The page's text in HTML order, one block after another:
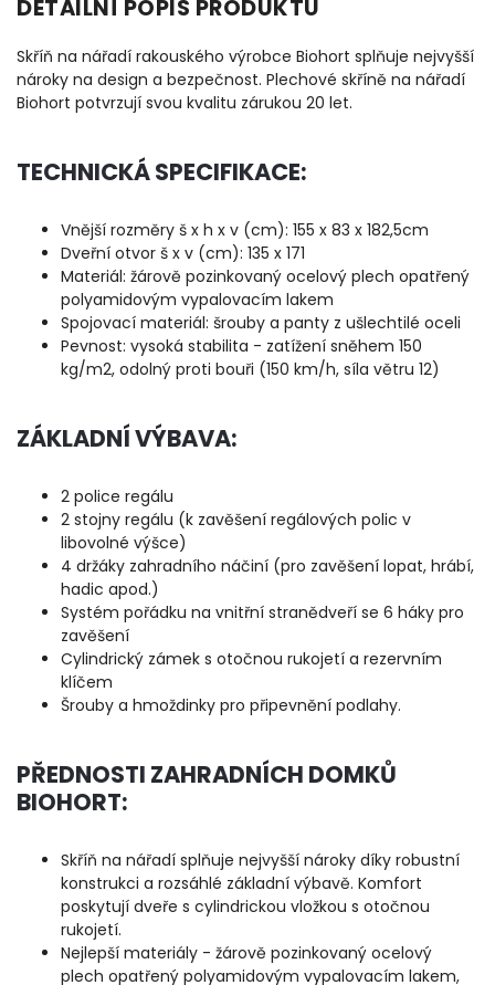
DETAILNÍ POPIS PRODUKTU
Skříň na nářadí rakouského výrobce Biohort splňuje nejvyšší
nároky na design a bezpečnost. Plechové skříně na nářadí
Biohort potvrzují svou kvalitu zárukou 20 let.
TECHNICKÁ SPECIFIKACE:
Vnější rozměry š x h x v (cm): 155 x 83 x 182,5cm
Dveřní otvor š x v (cm): 135 x 171
Materiál: žárově pozinkovaný ocelový plech opatřený
polyamidovým vypalovacím lakem
Spojovací materiál: šrouby a panty z ušlechtilé oceli
Pevnost: vysoká stabilita - zatížení sněhem 150
kg/m2, odolný proti bouři (150 km/h, síla větru 12)
ZÁKLADNÍ VÝBAVA:
2 police regálu
2 stojny regálu (k zavěšení regálových polic v
libovolné výšce)
4 držáky zahradního náčiní (pro zavěšení lopat, hrábí,
hadic apod.)
Systém pořádku na vnitřní stranědveří se 6 háky pro
zavěšení
Cylindrický zámek s otočnou rukojetí a rezervním
klíčem
Šrouby a hmoždinky pro připevnění podlahy.
PŘEDNOSTI ZAHRADNÍCH DOMKŮ
BIOHORT:
Skříň na nářadí splňuje nejvyšší nároky díky robustní
konstrukci a rozsáhlé základní výbavě. Komfort
poskytují dveře s cylindrickou vložkou s otočnou
rukojetí.
Nejlepší materiály - žárově pozinkovaný ocelový
plech opatřený polyamidovým vypalovacím lakem,